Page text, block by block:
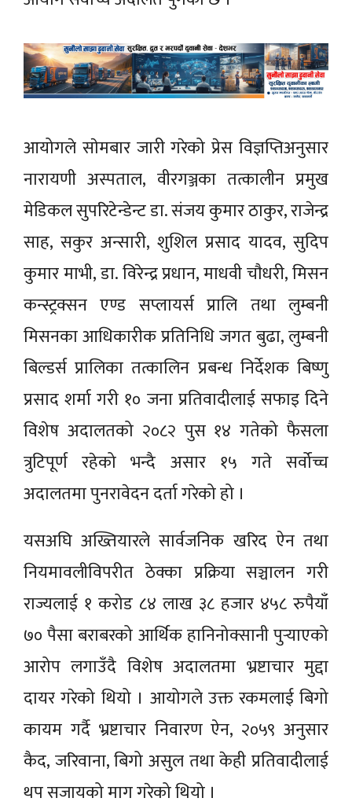
आयोगले साेमबार जारी गरेको प्रेस विज्ञप्तिअनुसार
नारायणी अस्पताल, वीरगञ्जका तत्कालीन प्रमुख
मेडिकल सुपरिटेन्डेन्ट डा. संजय कुमार ठाकुर, राजेन्द्र
साह, सकुर अन्सारी, शुशिल प्रसाद यादव, सुदिप
कुमार माभी, डा. विरेन्द्र प्रधान, माधवी चाैधरी, मिसन
कन्स्ट्रक्सन एण्ड सप्लायर्स प्रालि तथा लुम्बनी
मिसनका आधिकारीक प्रतिनिधि जगत बुढा, लुम्बनी
बिल्डर्स प्रालिका तत्कालिन प्रबन्ध निर्देशक बिष्णु
प्रसाद शर्मा गरी १० जना प्रतिवादीलाई सफाइ दिने
विशेष अदालतको २०८२ पुस १४ गतेको फैसला
त्रुटिपूर्ण रहेको भन्दै असार १५ गते सर्वोच्च
अदालतमा पुनरावेदन दर्ता गरेको हो ।
यसअघि अख्तियारले सार्वजनिक खरिद ऐन तथा
नियमावलीविपरीत ठेक्का प्रक्रिया सञ्चालन गरी
राज्यलाई १ करोड ८४ लाख ३८ हजार ४५८ रुपैयाँ
७० पैसा बराबरको आर्थिक हानिनोक्सानी पुर्‍याएको
आरोप लगाउँदै विशेष अदालतमा भ्रष्टाचार मुद्दा
दायर गरेको थियो । आयोगले उक्त रकमलाई बिगो
कायम गर्दै भ्रष्टाचार निवारण ऐन, २०५९ अनुसार
कैद, जरिवाना, बिगो असुल तथा केही प्रतिवादीलाई
थप सजायको माग गरेको थियो ।